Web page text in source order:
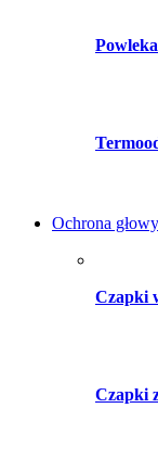
Ochrona głowy
Czapki
Czapki